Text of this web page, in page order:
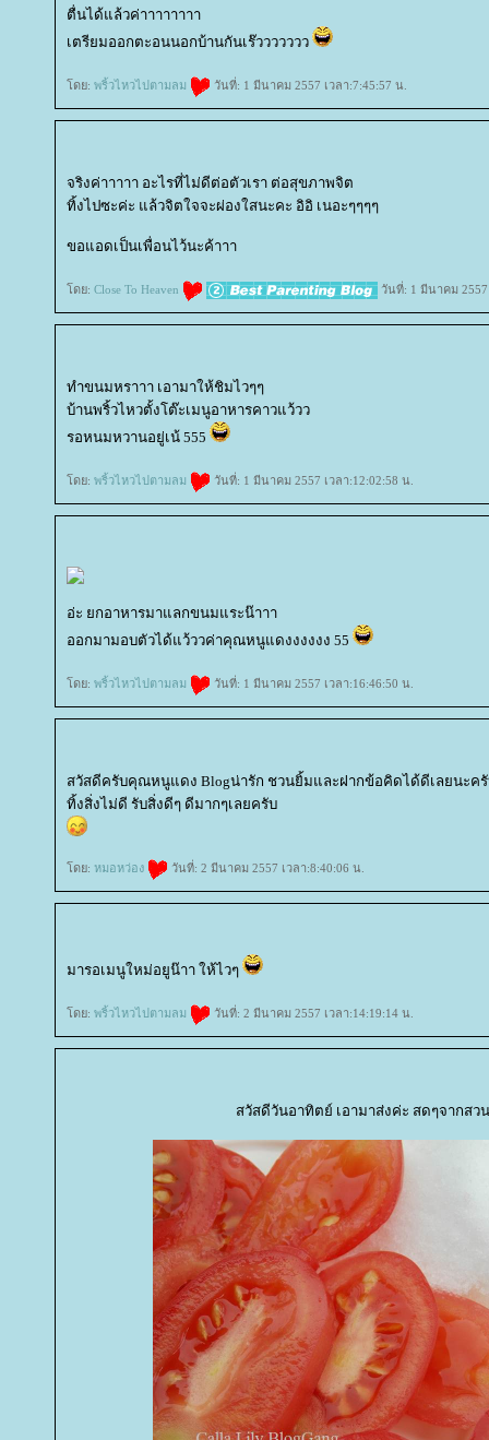
ตื่นได้แล้วค่าาาาาาาา
เตรียมออกตะอนนอกบ้านกันเร๊ววววววว
ดย: พริ้วไหวไปตามลม วันที่: 1 มีนาคม 2557 เวลา:7:45:57 น.
จริงค่าาาาา อะไรที่ไม่ดีต่อตัวเรา ต่อสุขภาพจิต
ทิ้งไปซะค่ะ แล้วจิตใจจะผ่องใสนะคะ อิอิ เนอะๆๆๆๆ
ขอแอดเป็นเพื่อนไว้นะค้าาา
ดย: Close To Heaven วันที่: 1 มีนาคม 2557
ทำขนมหราาา เอามาให้ชิมไวๆๆ
บ้านพริ้วไหวตั้งโต๊ะเมนูอาหารคาวแว้วว
รอหนมหวานอยู่เน้ 555
ดย: พริ้วไหวไปตามลม วันที่: 1 มีนาคม 2557 เวลา:12:02:58 น.
อ่ะ ยกอาหารมาแลกขนมแระน๊าาา
ออกมามอบตัวได้แว้ววค่าคุณหนูแดงงงงงง 55
ดย: พริ้วไหวไปตามลม วันที่: 1 มีนาคม 2557 เวลา:16:46:50 น.
สวัสดีครับคุณหนูแดง Blogน่ารัก ชวนยิ้มและฝากข้อคิดได้ดีเลยนะค
ทิ้งสิ่งไม่ดี รับสิ่งดีๆ ดีมากๆเลยครับ
ดย: หมอหว่อง วันที่: 2 มีนาคม 2557 เวลา:8:40:06 น.
มารอเมนูใหม่อยูน๊าา ให้ไวๆ
ดย: พริ้วไหวไปตามลม วันที่: 2 มีนาคม 2557 เวลา:14:19:14 น.
สวัสดีวันอาทิตย์ เอามาส่งค่ะ สดๆจากสว